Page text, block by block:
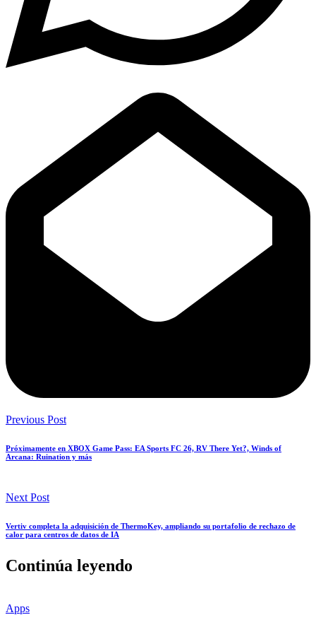
Previous Post
Próximamente en XBOX Game Pass: EA Sports FC 26, RV There Yet?, Winds of
Arcana: Ruination y más
Next Post
Vertiv completa la adquisición de ThermoKey, ampliando su portafolio de rechazo de
calor para centros de datos de IA
Continúa leyendo
Apps